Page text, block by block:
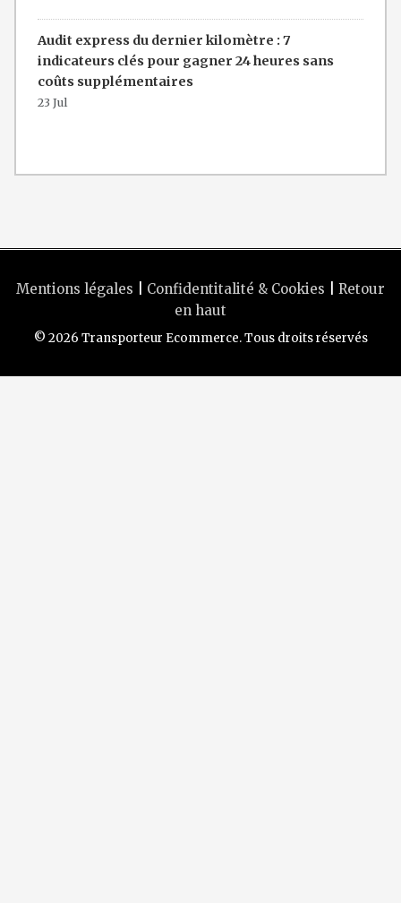
Audit express du dernier kilomètre : 7
indicateurs clés pour gagner 24 heures sans
coûts supplémentaires
23 Jul
Mentions légales Confidentitalité & Cookies
Retour
en haut
© 2026 Transporteur Ecommerce. Tous droits réservés